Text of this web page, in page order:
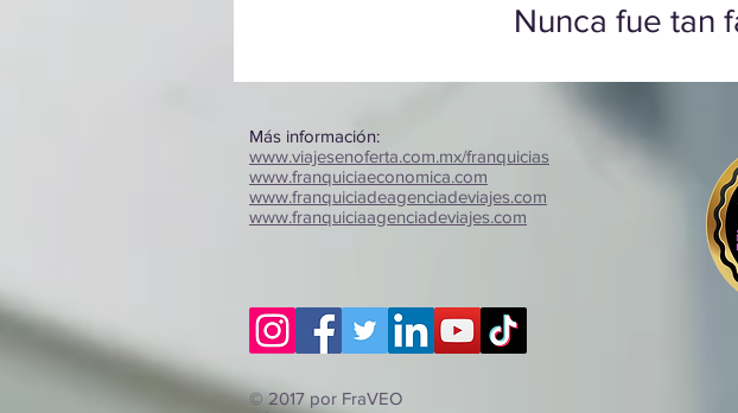
Nunca fue tan
Más información:
www.viajesenoferta.com.mx/franquicias
www.franquiciaeconomica.com
www.franquiciadeagenciadeviajes.com
www.franquiciaagenciadeviajes.com
© 2017 por FraVEO